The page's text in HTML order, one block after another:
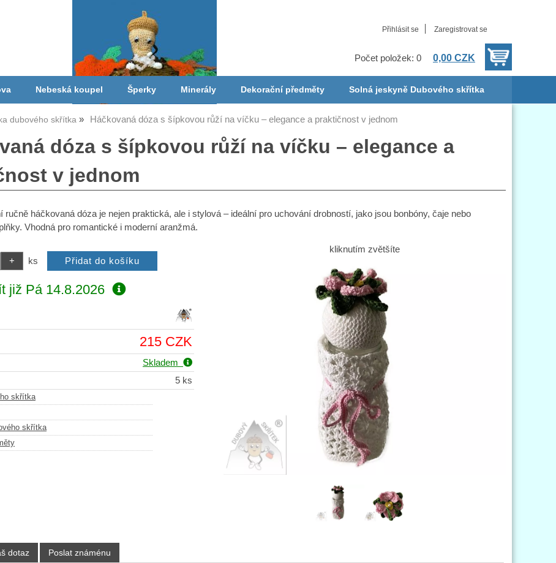
Přihlásit se Zaregistrovat se
Počet položek: 0 0,00 CZK
Nebeská koupel Šperky Minerály Dekorační předměty Solná jeskyně Dubového skřítka
dubového skřítka Háčkovaná dóza s šípkovou růží na víčku – elegance a praktičnost v jednom
dóza s šípkovou růží na víčku – elegance a
v jednom
ručně háčkovaná dóza je nejen praktická, ale i stylová – ideální pro uchování drobností, jako jsou bonbóny, čaje nebo
Vhodná pro romantické i moderní aranžmá.
kliknutím zvětšíte
ks
již Pá 14.8.2026
215 CZK
Skladem
5 ks
skřítka
skřítka
dotaz Poslat známénu